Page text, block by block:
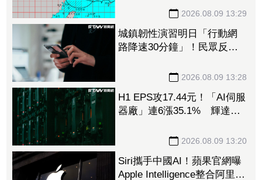
2026.08.09 13:29
城鎮韌性演習明日「行動網
路降速30分鐘」！民眾反應
2026.08.09 13:28
H1 EPS攻17.44元！「AI伺服
器廠」連6漲35.1% 輝達
2026.08.09 13:20
Siri攜手中國AI！蘋果官網曝
Apple Intelligence整合阿里